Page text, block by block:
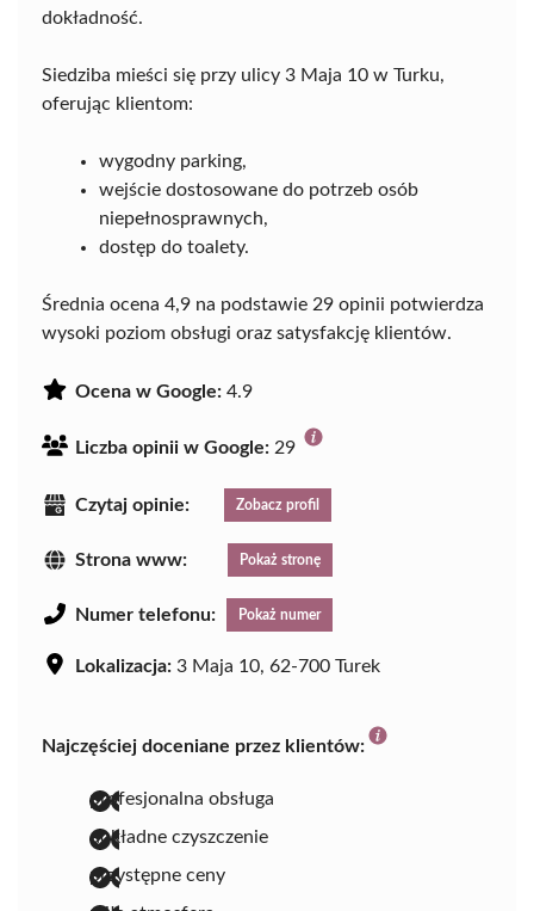
dokładność.
Siedziba mieści się przy ulicy 3 Maja 10 w Turku,
oferując klientom:
wygodny parking,
wejście dostosowane do potrzeb osób
niepełnosprawnych,
dostęp do toalety.
Średnia ocena 4,9 na podstawie 29 opinii potwierdza
wysoki poziom obsługi oraz satysfakcję klientów.
Ocena w Google: 4.9
Liczba opinii w Google: 29
Czytaj opinie: Zobacz profil
Strona www: Pokaż stronę
Numer telefonu: Pokaż numer
Lokalizacja: 3 Maja 10, 62-700 Turek
Najczęściej doceniane przez klientów:
profesjonalna obsługa
dokładne czyszczenie
przystępne ceny